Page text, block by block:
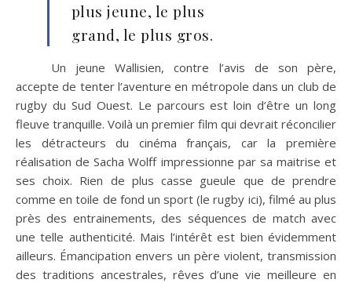
plus jeune, le plus
grand, le plus gros.
Un jeune Wallisien, contre l’avis de son père,
accepte de tenter l’aventure en métropole dans un club de
rugby du Sud Ouest. Le parcours est loin d’être un long
fleuve tranquille. Voilà un premier film qui devrait réconcilier
les détracteurs du cinéma français, car la première
réalisation de Sacha Wolff impressionne par sa maitrise et
ses choix. Rien de plus casse gueule que de prendre
comme en toile de fond un sport (le rugby ici), filmé au plus
près des entrainements, des séquences de match avec
une telle authenticité. Mais l’intérêt est bien évidemment
ailleurs. Émancipation envers un père violent, transmission
des traditions ancestrales, rêves d’une vie meilleure en